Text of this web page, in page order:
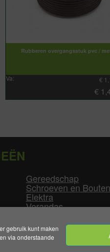
gebruik kunt maken
via onderstaande
Rubberen overgangsstuk pvc /
Va: €
€
Gereedschap
Schroeven en Bouten
Elektra
Verandas
Overige